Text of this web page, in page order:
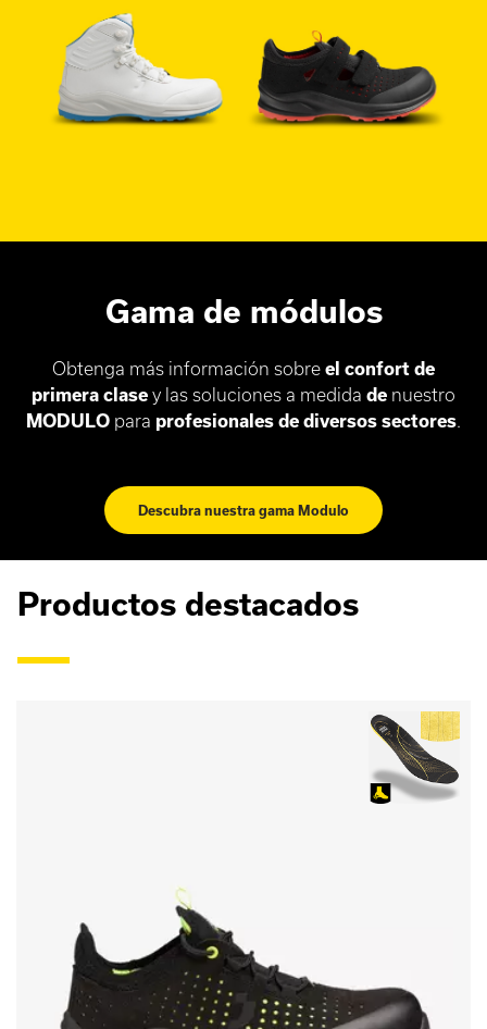
Gama de módulos
Obtenga más información sobre el confort de
primera clase y las soluciones a medida de nuestro
MODULO para profesionales de diversos sectores.
Descubra nuestra gama Modulo
Productos destacados